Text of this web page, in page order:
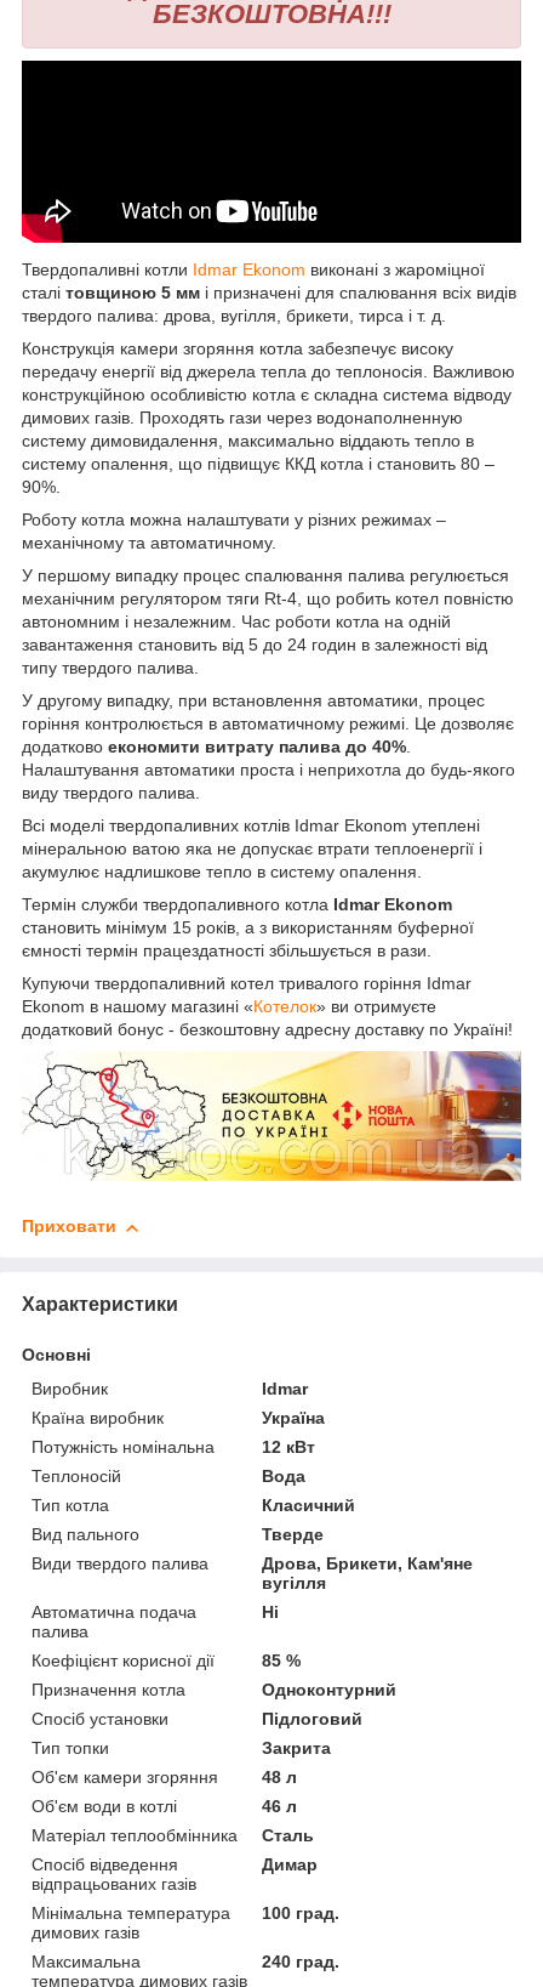
БЕЗКОШТОВНА!!!
Твердопаливні котли Idmar Ekonom виконані з жароміцної
сталі товщиною 5 мм і призначені для спалювання всіх видів
твердого палива: дрова, вугілля, брикети, тирса і т. д.
Конструкція камери згоряння котла забезпечує високу
передачу енергії від джерела тепла до теплоносія. Важливою
конструкційною особливістю котла є складна система відводу
димових газів. Проходять гази через водонаполненную
систему димовидалення, максимально віддають тепло в
систему опалення, що підвищує ККД котла і становить 80 –
90%.
Роботу котла можна налаштувати у різних режимах –
механічному та автоматичному.
У першому випадку процес спалювання палива регулюється
механічним регулятором тяги Rt-4, що робить котел повністю
автономним і незалежним. Час роботи котла на одній
завантаження становить від 5 до 24 годин в залежності від
типу твердого палива.
У другому випадку, при встановлення автоматики, процес
горіння контролюється в автоматичному режимі. Це дозволяє
додатково економити витрату палива до 40%
Налаштування автоматики проста і неприхотла до будь-якого
виду твердого палива.
Всі моделі твердопаливних котлів Idmar Ekonom утеплені
мінеральною ватою яка не допускає втрати теплоенергії і
акумулює надлишкове тепло в систему опалення.
Термін служби твердопаливного котла Idmar Ekonom
становить мінімум 15 років, а з використанням буферної
ємності термін працездатності збільшується в рази.
Купуючи твердопаливний котел тривалого горіння Idmar
Ekonom в нашому магазині «Котелок» ви отримуєте
додатковий бонус - безкоштовну адресну доставку по Україні!
Приховати
Характеристики
Основні
Виробник
Idmar
Країна виробник
Україна
Потужність номінальна
12 кВт
Теплоносій
Вода
Тип котла
Класичний
Вид пального
Тверде
Види твердого палива
Дрова, Брикети, Кам'яне
вугілля
Автоматична подача
палива
Ні
Коефіцієнт корисної дії
85 %
Призначення котла
Одноконтурний
Спосіб установки
Підлоговий
Тип топки
Закрита
Об'єм камери згоряння
48 л
Об'єм води в котлі
46 л
Матеріал теплообмінника
Сталь
Спосіб відведення
відпрацьованих газів
Димар
Мінімальна температура
димових газів
100 град.
Максимальна
температура димових газів
240 град.